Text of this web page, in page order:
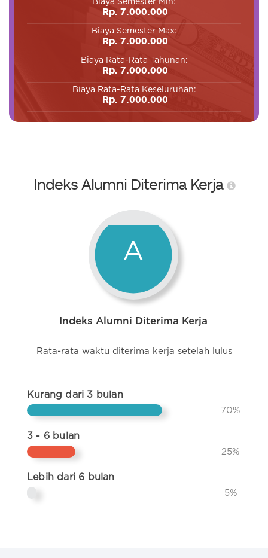
Biaya Semester Min:
Rp. 7.000.000
Biaya Semester Max:
Rp. 7.000.000
Biaya Rata-Rata Tahunan:
Rp. 7.000.000
Biaya Rata-Rata Keseluruhan:
Rp. 7.000.000
Indeks Alumni Diterima Kerja
A
Indeks Alumni Diterima Kerja
Rata-rata waktu diterima kerja setelah lulus
Kurang dari 3 bulan
70%
3 - 6 bulan
25%
Lebih dari 6 bulan
5%